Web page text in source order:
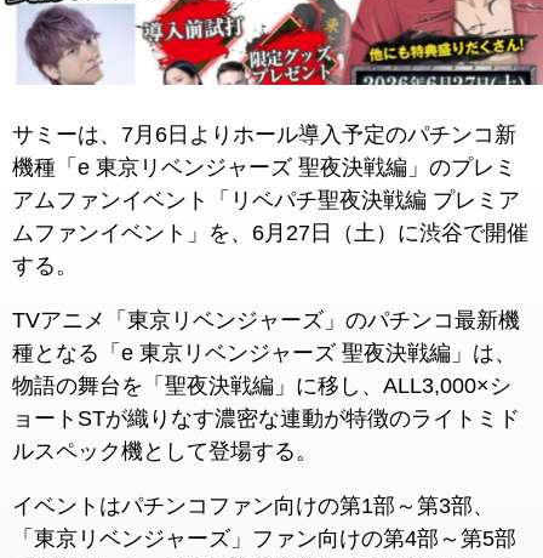
サミーは、7月6日よりホール導入予定のパチンコ新
機種「e 東京リベンジャーズ 聖夜決戦編」のプレミ
アムファンイベント「リベパチ聖夜決戦編 プレミア
ムファンイベント」を、6月27日（土）に渋谷で開催
する。
TVアニメ「東京リベンジャーズ」のパチンコ最新機
種となる「e 東京リベンジャーズ 聖夜決戦編」は、
物語の舞台を「聖夜決戦編」に移し、ALL3,000×シ
ョートSTが織りなす濃密な連動が特徴のライトミド
ルスペック機として登場する。
イベントはパチンコファン向けの第1部～第3部、
「東京リベンジャーズ」ファン向けの第4部～第5部